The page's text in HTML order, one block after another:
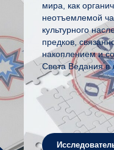
мира, как
неотъемлемой
культурного
предков,
накоплением и
Света Ведания в